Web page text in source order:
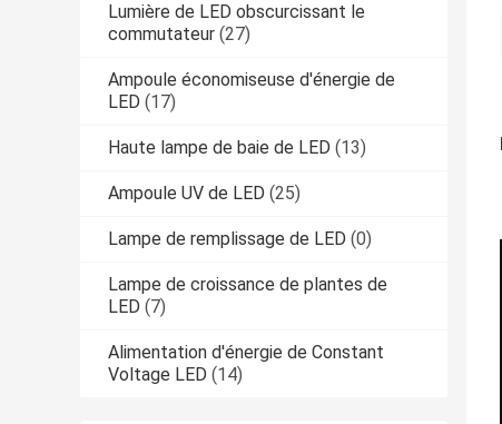
Lumière de LED obscurcissant le
commutateur (27)
Ampoule économiseuse d'énergie de
LED (17)
Haute lampe de baie de LED (13)
Ampoule UV de LED (25)
Lampe de remplissage de LED (0)
Lampe de croissance de plantes de
LED (7)
Alimentation d'énergie de Constant
Voltage LED (14)